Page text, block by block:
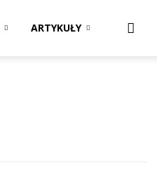
ARTYKUŁY